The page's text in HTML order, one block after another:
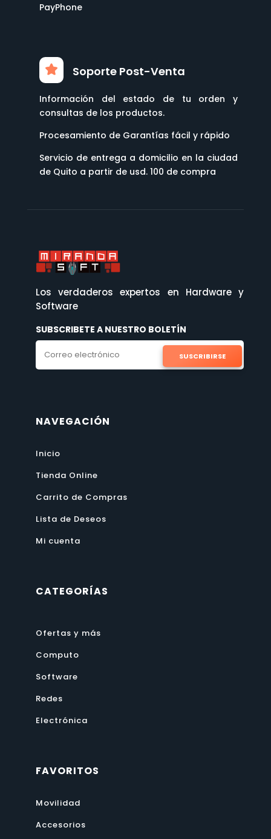
PayPhone
Soporte Post-Venta
Información del estado de tu orden y
consultas de los productos.
Procesamiento de Garantías fácil y rápido
Servicio de entrega a domicilio en la ciudad
de Quito a partir de usd. 100 de compra
Los verdaderos expertos en Hardware y
Software
SUBSCRIBETE A NUESTRO BOLETÍN
SUSCRIBIRSE
NAVEGACIÓN
Inicio
Tienda Online
Carrito de Compras
Lista de Deseos
Mi cuenta
CATEGORÍAS
Ofertas y más
Computo
Software
Redes
Electrónica
FAVORITOS
Movilidad
Accesorios